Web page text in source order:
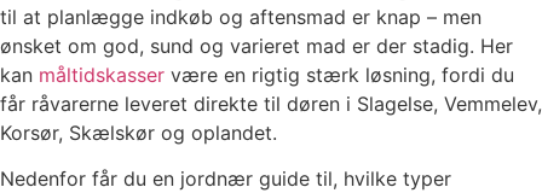
til at planlægge indkøb og aftensmad er knap – men
ønsket om god, sund og varieret mad er der stadig. Her
kan måltidskasser være en rigtig stærk løsning, fordi du
får råvarerne leveret direkte til døren i Slagelse, Vemmelev,
Korsør, Skælskør og oplandet.
Nedenfor får du en jordnær guide til, hvilke typer